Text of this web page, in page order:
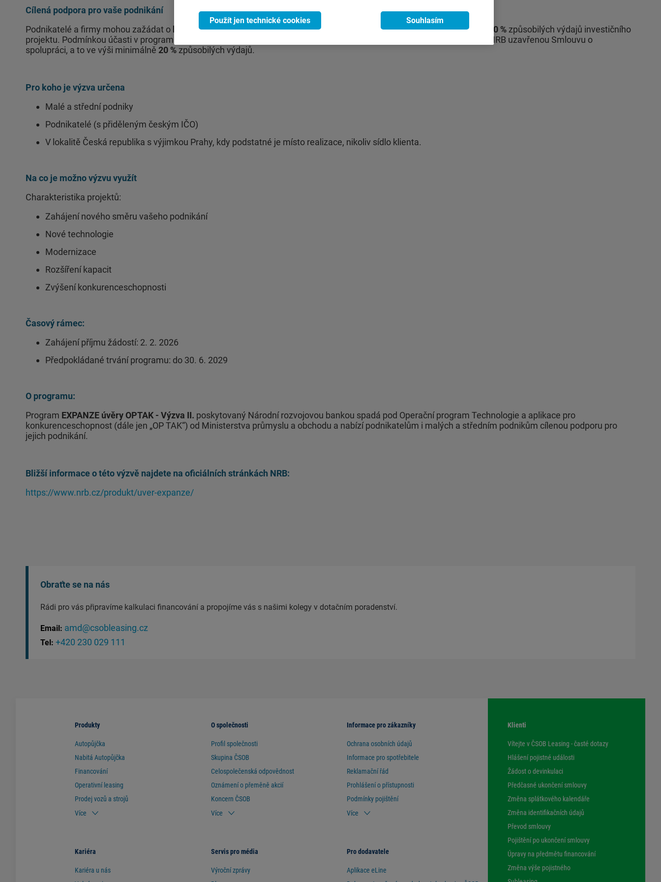
Cílená podpora pro vaše podnikání
Podnikatelé a firmy mohou zažádat o
bezúročný úvěr od NRB(v rozsahu 1 mil. – 100 mil. Kč včetně DPH)v hodnotě až 50 % způsobilých výdajů investičního
projektu. Podmínkou účasti v programu je povinná míra spolufinancování úvěrem od partnerské organizace, která má s NRB uzavřenou Smlouvu o
spolupráci, a to ve výši minimálně 20 % způsobilých výdajů.
Pro koho je výzva určena
Malé a střední podniky
Podnikatelé (s přiděleným českým IČO)
V lokalitě Česká republika s výjimkou Prahy, kdy podstatné je místo realizace, nikoliv sídlo klienta.
Na co je možno výzvu využít
Charakteristika projektů:
Zahájení nového směru vašeho podnikání
Nové technologie
Modernizace
Rozšíření kapacit
Zvýšení konkurenceschopnosti
Časový rámec:
Zahájení příjmu žádostí: 2. 2. 2026
Předpokládané trvání programu: do 30. 6. 2029
O programu:
Program EXPANZE úvěry OPTAK - Výzva II. poskytovaný Národní rozvojovou bankou spadá pod Operační program Technologie a aplikace pro
konkurenceschopnost (dále jen „OP TAK“) od Ministerstva průmyslu a obchodu a nabízí podnikatelům i malých a středním podnikům cílenou podporu pro
jejich podnikání.
Bližší informace o této výzvě najdete na oficiálních stránkách NRB:
https://www.nrb.cz/produkt/uver-expanze/
Obraťte se na nás
Rádi pro vás připravíme kalkulaci financování a propojíme vás s našimi kolegy v dotačním poradenství.
Email: amd@csobleasing.cz
Tel: +420 230 029 111
Produkty
Autopůjčka
Nabitá Autopůjčka
Financování
Operativní leasing
Prodej vozů a strojů
Více
O společnosti
Profil společnosti
Skupina ČSOB
Celospolečenská odpovědnost
Oznámení o přeměně akcií
Koncern ČSOB
Více
Informace pro zákazníky
Ochrana osobních údajů
Informace pro spotřebitele
Reklamační řád
Prohlášení o přístupnosti
Podmínky pojištění
Více
Kariéra
Kariéra u nás
Servis pro média
Výroční zprávy
Pro dodavatele
Aplikace eLine
Klienti
Vítejte v ČSOB Leasing - časté dotazy
Hlášení pojistné události
Žádost o devinkulaci
Předčasné ukončení smlouvy
Změna splátkového kalendáře
Změna identifikačních údajů
Převod smlouvy
Pojištění po ukončení smlouvy
Úpravy na předmětu financování
Změna výše pojistného
Použít jen technické cookies Souhlasím